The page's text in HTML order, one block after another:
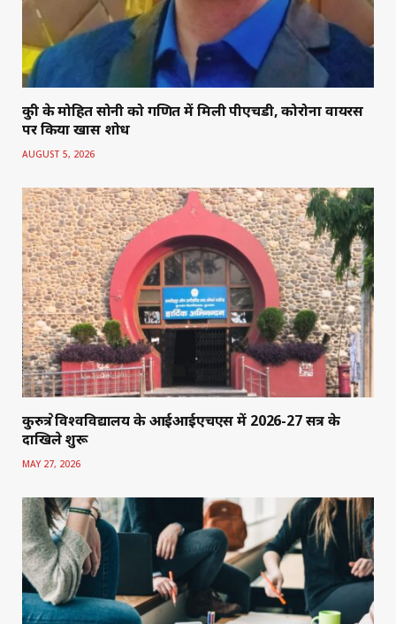
कुक्षी के मोहित सोनी को गणित में मिली पीएचडी, कोरोना वायरस
पर किया खास शोध
AUGUST 5, 2026
कुरुक्षेत्र विश्वविद्यालय के आईआईएचएस में 2026-27 सत्र के
दाखिले शुरू
MAY 27, 2026